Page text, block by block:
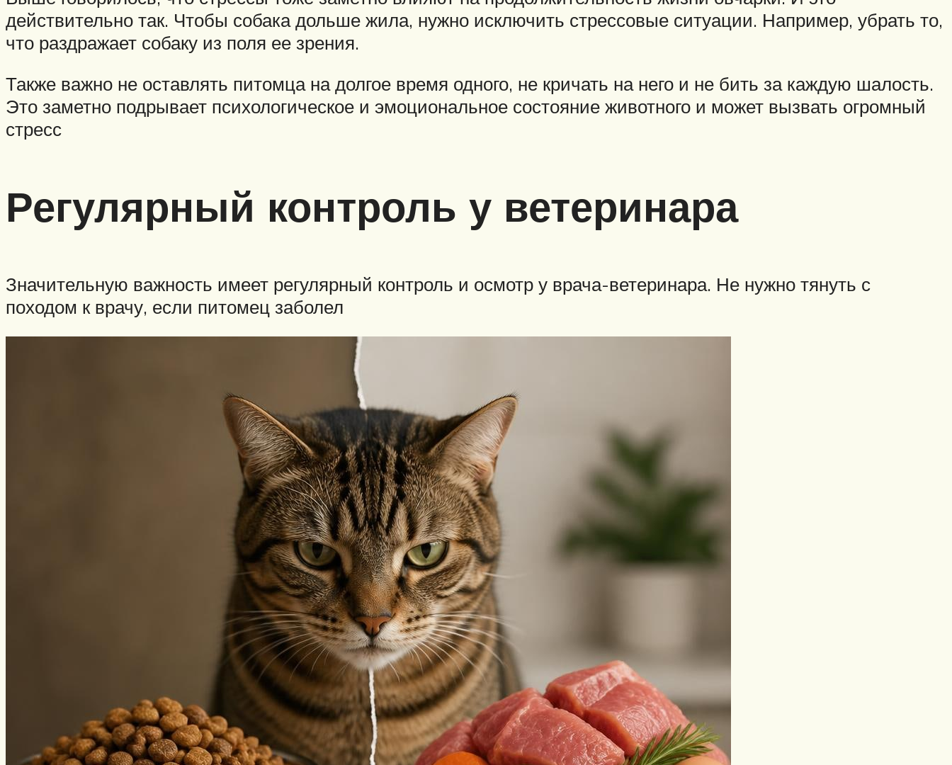
действительно так. Чтобы собака дольше жила, нужно исключить стрессовые ситуации. Например, убрать то,
что раздражает собаку из поля ее зрения.
Также важно не оставлять питомца на долгое время одного, не кричать на него и не бить за каждую шалость.
Это заметно подрывает психологическое и эмоциональное состояние животного и может вызвать огромный
стресс
Регулярный контроль у ветеринара
Значительную важность имеет регулярный контроль и осмотр у врача-ветеринара. Не нужно тянуть с
походом к врачу, если питомец заболел